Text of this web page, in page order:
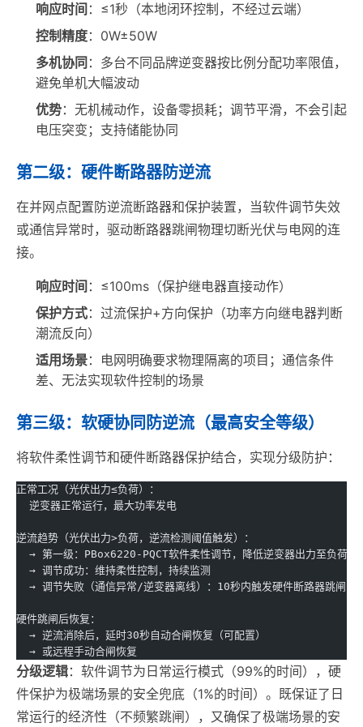
响应时间 ：≤1秒（本地闭环控制，不经过云端）
控制精度：0W±50W
多机协同 ：多台不同品牌逆变器按比例分配功率限值，
避免单机大幅波动
优势：无机械动作，设备零损耗；调节平滑，不会引起
电压突变；支持储能协同
第二级：硬件断路器防逆流
在并网点配置防逆流断路器和保护装置，当软件调节失效
或通信异常时，驱动断路器跳闸物理切断光伏与电网的连
接。
响应时间 ：≤100ms（保护继电器直接动作）
保护方式：过流保护+方向保护（功率方向继电器判断
潮流反向）
适用场景：电网明确要求物理隔离的项目；通信条件
差、无法实现软件控制的场景
第三级：软硬协同防逆流（最高安全等级）
将软件柔性调节和硬件断路器保护结合，实现分级防护：
正常工况（光伏出力≤负荷）：
  逆变器正常运行，最大功率发电
逆流趋势（光伏出力>负荷，逆流检测阈值触发）：
→ 第一级：PBox6220-PQCT软件柔性调节，降低逆变器出力至负荷水
  → 调节成功：维持柔性控制，持续监测
  → 调节失败（通信异常/逆变器离线）：10秒内触发硬件断路器跳闸
硬件跳闸后恢复：
  → 逆流消除后，延时30秒自动合闸恢复（可配置）
  → 或远程手动合闸恢复
分级逻辑：软件调节为日常运行模式（99%的时间），硬
件保护为极端场景的安全兜底（1%的时间）。既保证了日
常运行的经济性（不频繁跳闸），又确保了极端场景的安